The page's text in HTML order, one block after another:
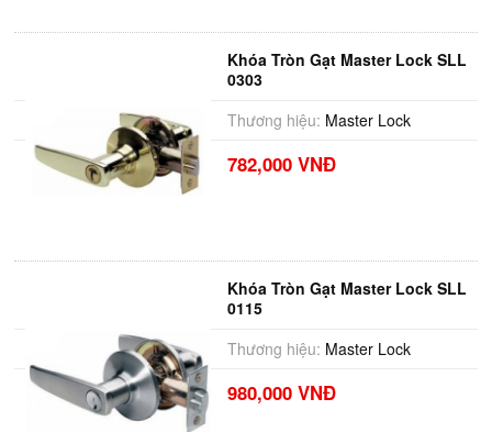
Khóa Tròn Gạt Master Lock SLL
0303
Thương hiệu: Master Lock
782,000 VNĐ
Khóa Tròn Gạt Master Lock SLL
0115
Thương hiệu: Master Lock
980,000 VNĐ